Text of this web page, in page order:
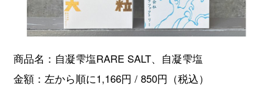
商品名：自凝雫塩RARE SALT、自凝雫塩
金額：左から順に1,166円 / 850円（税込）